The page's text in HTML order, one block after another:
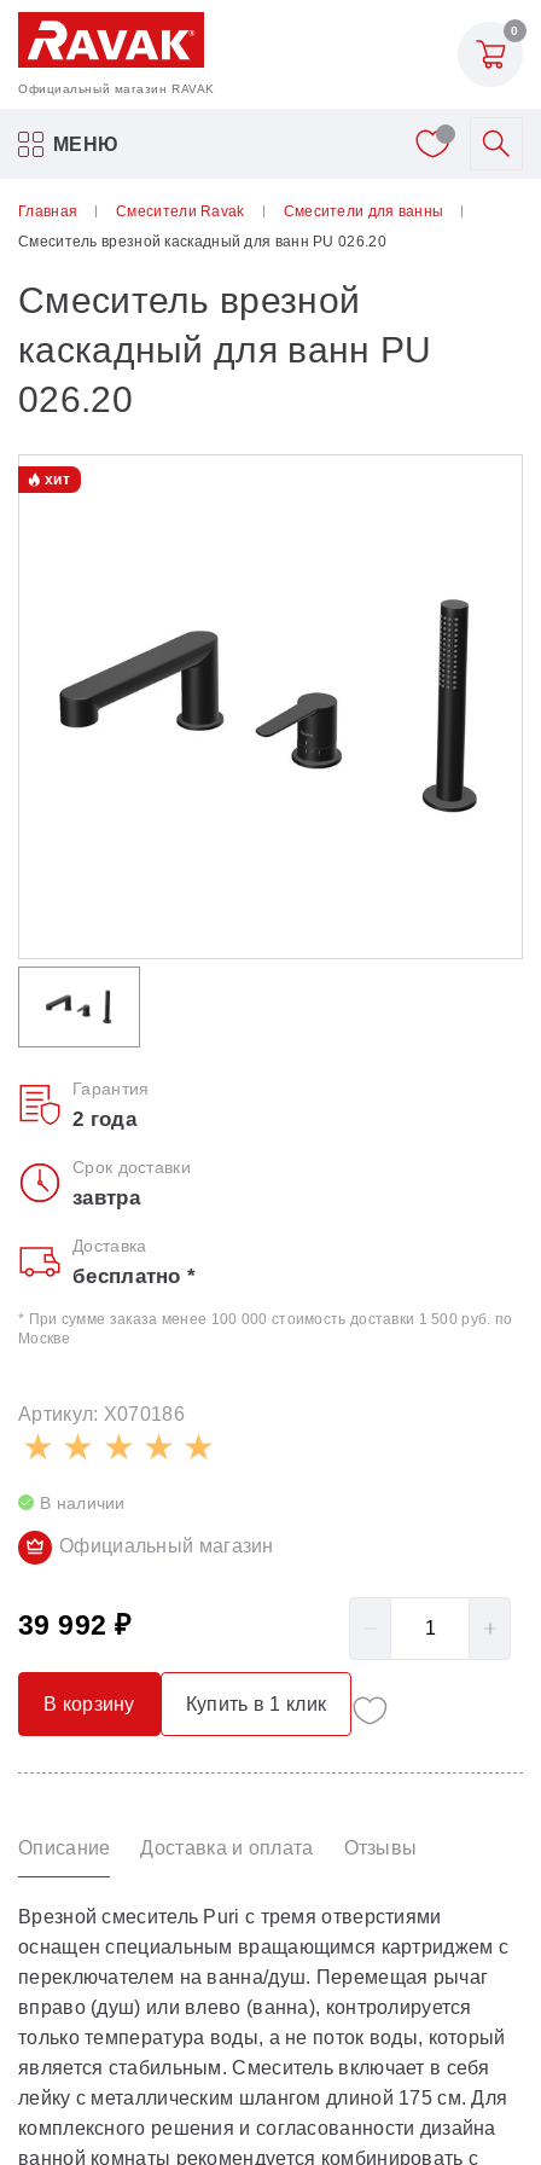
Официальный магазин RAVAK
0
МЕНЮ
Акриловые ванны Ravak
Аксессуары
Унитазы и биде
Поддоны для душа
Сиденья OVO для душевых уголков
Умывальники
Средства ухода
Главная Смесители Ravak
Смесители для ванны
Смеситель врезной каскадный для ванн PU 026.20
Смеситель врезной
каскадный для ванн PU
026.20
хит
Гарантия
2 года
Срок доставки
завтра
Доставка
бесплатно *
* При сумме заказа менее 100 000 стоимость доставки 1 500 руб. по
Москве
Артикул: X070186
В наличии
Официальный магазин
39 992 ₽
В корзину Купить в 1 клик
Описание Доставка и оплата Отзывы
Врезной смеситель Puri с тремя отверстиями
оснащен специальным вращающимся картриджем с
переключателем на ванна/душ. Перемещая рычаг
вправо (душ) или влево (ванна), контролируется
только температура воды, а не поток воды, который
является стабильным. Смеситель включает в себя
лейку с металлическим шлангом длиной 175 см. Для
комплексного решения и согласованности дизайна
ванной комнаты рекомендуется комбинировать с